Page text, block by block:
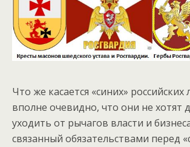
Что же касается «синих» российских
вполне очевидно, что они не хотят
уходить от рычагов власти и
связанный обязательствами перед